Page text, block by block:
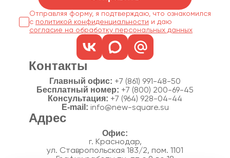
Отправляя форму, я подтверждаю, что ознакомился
с политикой конфиденциальности
согласие на обработку персональных данных
Контакты
Главный офис: +7 (861) 991-48-50
Бесплатный номер: +7 (800) 200-69-45
Консультация: +7 (964) 928-04-44
E-mail: info@new-square.su
Адрес
г. Краснодар,
ул. Ставропольская 183/2, пом. 1101